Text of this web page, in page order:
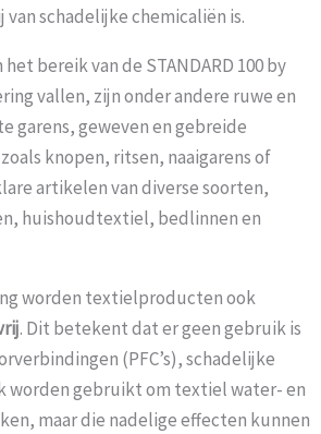
schadelijke chemicaliën is.
bereik van de STANDARD 100 by
vallen, zijn onder andere ruwe en
garens, geweven en gebreide
knopen, ritsen, naaigarens of
artikelen van diverse soorten,
huishoudtextiel, bedlinnen en
worden textielproducten ook
. Dit betekent dat er geen gebruik is
(PFC’s), schadelijke
worden gebruikt om textiel water- en
maar die nadelige effecten kunnen